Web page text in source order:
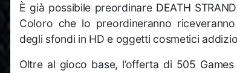
È già possibile preordinare DEATH
Coloro che lo preordineranno
degli sfondi in HD e oggetti cosmetici
Oltre al gioco base, l’offerta di 505